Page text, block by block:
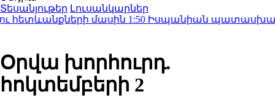
Տեսանյութեր Լուսանկարներ
մասին1:50 Իսպանիան պատասխան
Օրվա խորհուրդ.
հոկտեմբերի 2